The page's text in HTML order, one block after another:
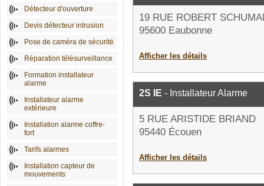
Détecteur d'ouverture
Devis détecteur intrusion
Pose de caméra de sécurité
Réparation télésurveillance
Formation installateur
alarme
Installateur alarme
extérieure
Installation alarme coffre-
fort
Tarifs alarmes
Installation capteur de
mouvements
19 RUE ROBERT
95600 Eaubonne
Afficher les détails
2S IE - Installateur Alarme
5 RUE ARISTIDE BRIAND
95440 Écouen
Afficher les détails